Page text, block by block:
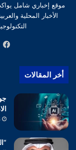
موقع إخباري شامل
الأخبار المحلية
أخر المقالات